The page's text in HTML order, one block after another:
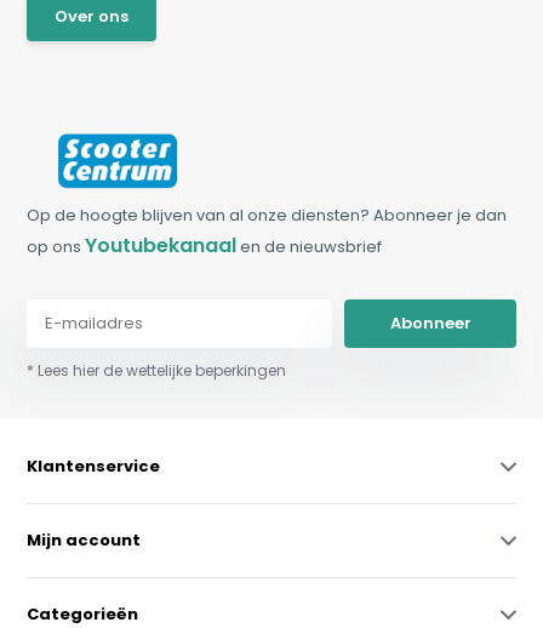
Over ons
Op de hoogte blijven van al onze diensten? Abonneer je dan
op onsYoutubekanaalen de nieuwsbrief
Abonneer
* Lees hier de wettelijke beperkingen
Klantenservice
Mijn account
Categorieën